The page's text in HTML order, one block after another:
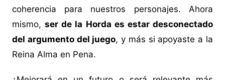
coherencia para nuestros personajes. Ahora
mismo,ser de la Horda es estar desconectado
del argumento del juego, y más si apoyaste a la
Reina Alma en Pena.